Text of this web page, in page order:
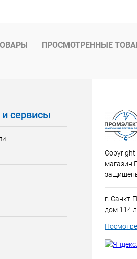
ПРОСМОТРЕННЫЕ
сервисы
Copyright
магазин
г. Санкт-
дом 114